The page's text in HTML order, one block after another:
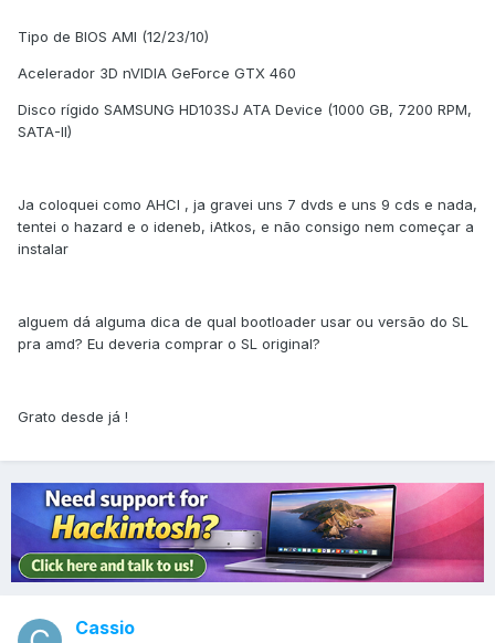
Tipo de BIOS AMI (12/23/10)
Acelerador 3D nVIDIA GeForce GTX 460
Disco rígido SAMSUNG HD103SJ ATA Device (1000 GB, 7200 RPM,
SATA-II)
Ja coloquei como AHCI , ja gravei uns 7 dvds e uns 9 cds e nada,
tentei o hazard e o ideneb, iAtkos, e não consigo nem começar a
instalar
alguem dá alguma dica de qual bootloader usar ou versão do SL
pra amd? Eu deveria comprar o SL original?
Grato desde já !
Cassio